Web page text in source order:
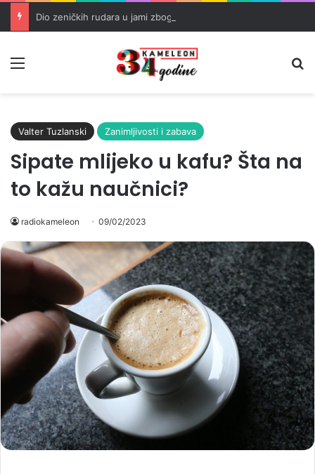
Valter Tuzlanski Zanimljivosti i zabava
Sipate mlijeko u kafu? Šta na
to kažu naučnici?
radiokameleon 09/02/2023